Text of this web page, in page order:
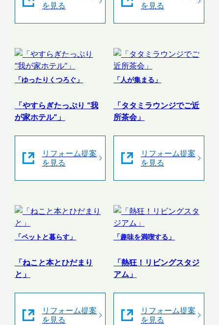
を見る
を見る
「ゆったりくつろぐ」
「やすらぎたっぷり “我
が家ホテル”」
リフォーム提案
を見る
「人が集まる」
「タタミラウンジでご近
所茶会」
リフォーム提案
を見る
「ペットと暮らす」
「ねこと本とひだまり
と」
リフォーム提案
を見る
「趣味を満喫する」
「熱狂！リビングスタジ
アム」
リフォーム提案
を見る